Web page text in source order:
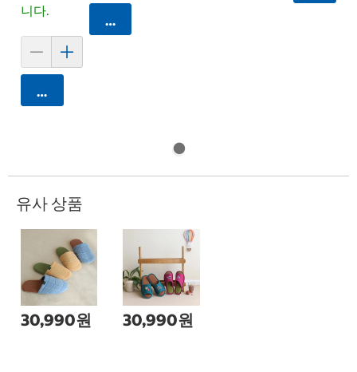
니다.
카트에 담기
카트에 담기
유사 상품
30,990원 30,990원